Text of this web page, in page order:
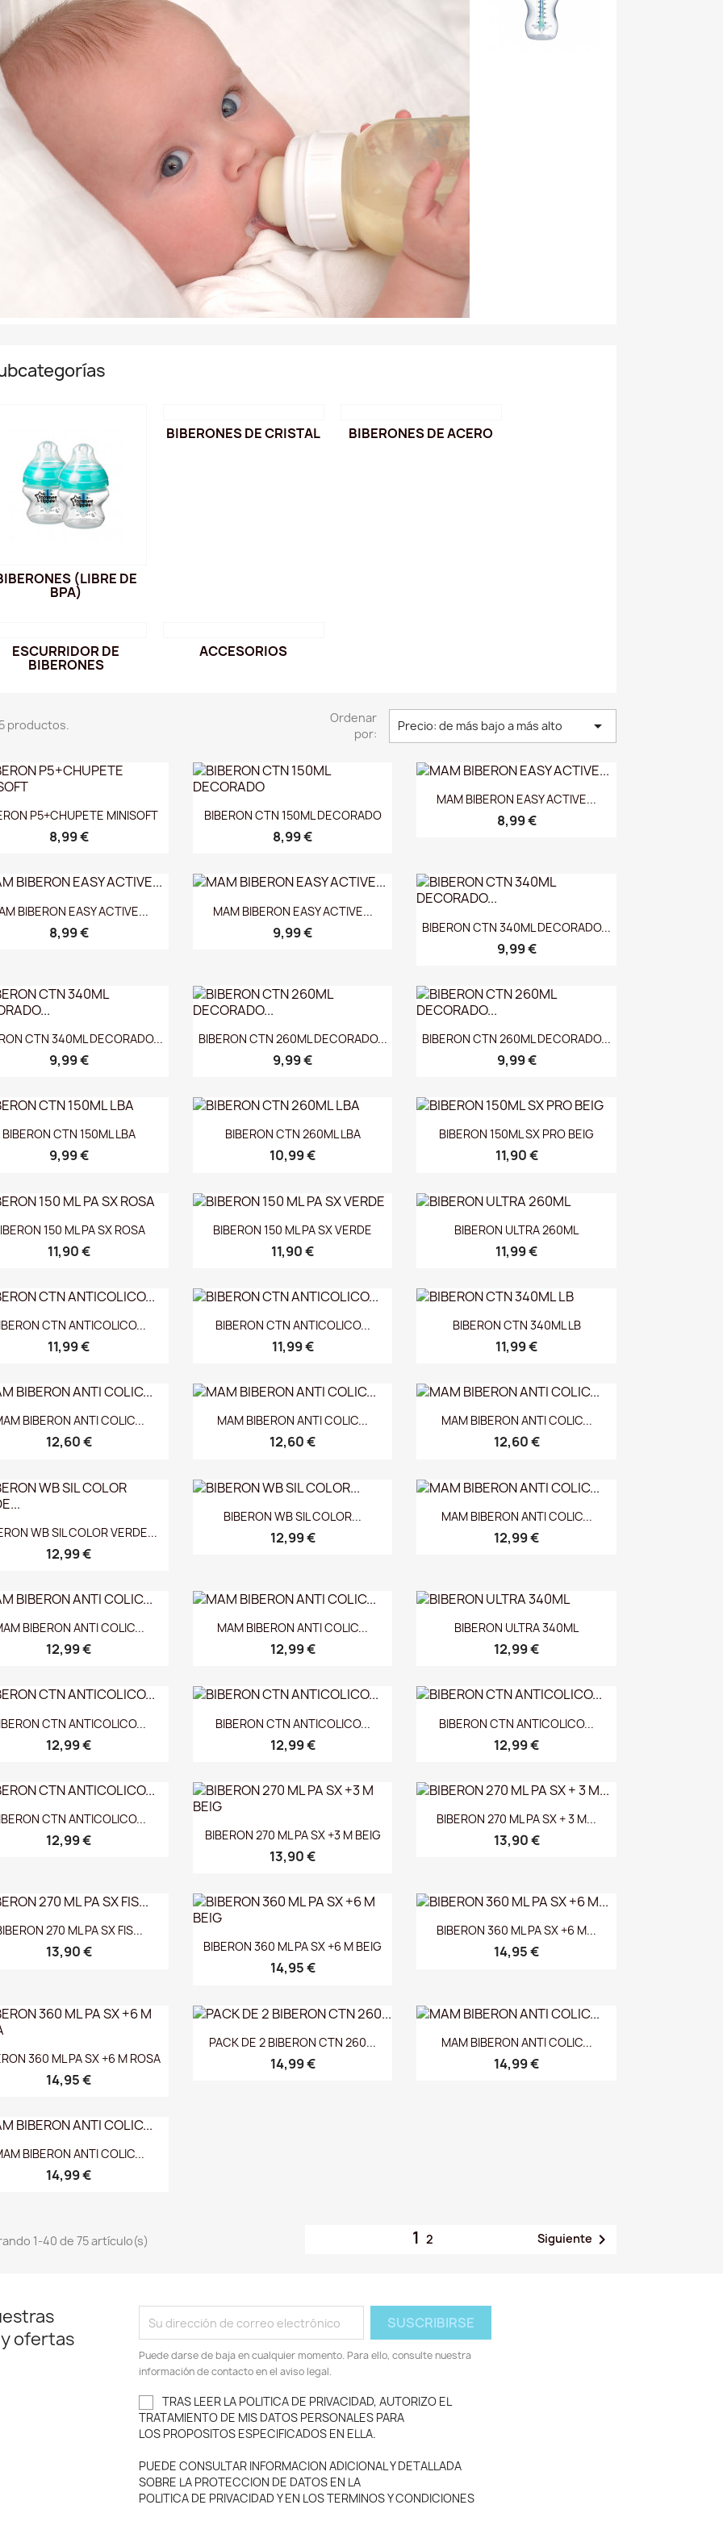
(LIBRE DE
BPA)
BIBERONES DE CRISTAL BIBERONES DE ACERO
ESCURRIDOR DE
BIBERONES
ACCESORIOS
productos.
Ordenar
por:
Precio: de más bajo a más alto 
Vista rápida
P5+CHUPETE MINISOFT
8,99 €
Vista rápida
BIBERON CTN 150ML DECORADO
8,99 €
Vista rápida
MAM BIBERON EASY ACTIVE...
8,99 €
Vista rápida
BIBERON EASY ACTIVE...
8,99 €
Vista rápida
MAM BIBERON EASY ACTIVE...
9,99 € Vista rápida
BIBERON CTN 340ML DECORADO...
9,99 €
Vista rápida
CTN 340ML DECORADO...
9,99 €
Vista rápida
BIBERON CTN 260ML DECORADO...
9,99 €
Vista rápida
BIBERON CTN 260ML DECORADO...
9,99 €
Vista rápida
BIBERON CTN 150ML LBA
9,99 €
Vista rápida
BIBERON CTN 260ML LBA
10,99 €
Vista rápida
BIBERON 150ML SX PRO BEIG
11,90 €
Vista rápida
150 ML PA SX ROSA
11,90 €
Vista rápida
BIBERON 150 ML PA SX VERDE
11,90 €
Vista rápida
BIBERON ULTRA 260ML
11,99 €
Vista rápida
CTN ANTICOLICO...
11,99 €
Vista rápida
BIBERON CTN ANTICOLICO...
11,99 €
Vista rápida
BIBERON CTN 340ML LB
11,99 €
Vista rápida
BIBERON ANTI COLIC...
12,60 €
Vista rápida
MAM BIBERON ANTI COLIC...
12,60 €
Vista rápida
MAM BIBERON ANTI COLIC...
12,60 €
Vista rápida
WB SIL COLOR VERDE...
12,99 €
Vista rápida
BIBERON WB SIL COLOR...
12,99 €
Vista rápida
MAM BIBERON ANTI COLIC...
12,99 €
Vista rápida
BIBERON ANTI COLIC...
12,99 €
Vista rápida
MAM BIBERON ANTI COLIC...
12,99 €
Vista rápida
BIBERON ULTRA 340ML
12,99 €
Vista rápida
CTN ANTICOLICO...
12,99 €
Vista rápida
BIBERON CTN ANTICOLICO...
12,99 €
Vista rápida
BIBERON CTN ANTICOLICO...
12,99 €
Vista rápida
CTN ANTICOLICO...
12,99 € Vista rápida
BIBERON 270 ML PA SX +3 M BEIG
13,90 €
Vista rápida
BIBERON 270 ML PA SX + 3 M...
13,90 €
Vista rápida
270 ML PA SX FIS...
13,90 € Vista rápida
BIBERON 360 ML PA SX +6 M BEIG
14,95 €
Vista rápida
BIBERON 360 ML PA SX +6 M...
14,95 €
Vista rápida
360 ML PA SX +6 M ROSA
14,95 €
Vista rápida
PACK DE 2 BIBERON CTN 260...
14,99 €
Vista rápida
MAM BIBERON ANTI COLIC...
14,99 €
Vista rápida
BIBERON ANTI COLIC...
14,99 €
1-40 de 75 artículo(s) 1 2 Siguiente 
ofertas
Puede darse de baja en cualquier momento. Para ello, consulte nuestra
información de contacto en el aviso legal.
TRAS LEER LA POLITICA DE PRIVACIDAD, AUTORIZO EL
TRATAMIENTO DE MIS DATOS PERSONALES PARA
LOS PROPOSITOS ESPECIFICADOS EN ELLA.
PUEDE CONSULTAR INFORMACION ADICIONAL Y DETALLADA
SOBRE LA PROTECCION DE DATOS EN LA
POLITICA DE PRIVACIDAD Y EN LOS TERMINOS Y CONDICIONES